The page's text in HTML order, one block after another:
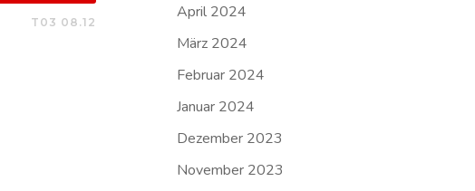
T03 08.12
April 2024
März 2024
Februar 2024
Januar 2024
Dezember 2023
November 2023